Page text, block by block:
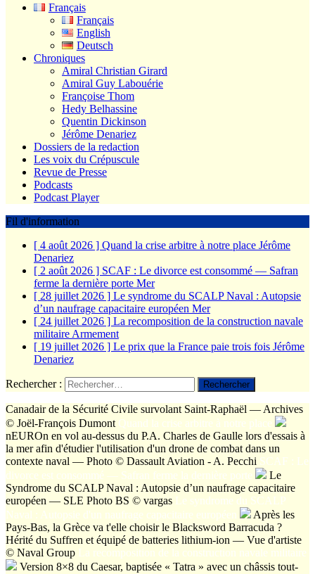
Français
Français
English
Deutsch
Chroniques
Amiral Christian Girard
Amiral Guy Labouérie
Françoise Thom
Hedy Belhassine
Quentin Dickinson
Jérôme Denariez
Dossiers de la redaction
Les voix du Crépuscule
Revue de Presse
Podcasts
Podcast Player
Fil d'information
[ 4 août 2026 ] Quand la crise arbitre à notre place Jérôme
Denariez
[ 2 août 2026 ] SCAF : Le divorce est consommé — Safran
ferme la dernière porte Mer
[ 28 juillet 2026 ] Le syndrome du SCALP Naval : Autopsie
d’un naufrage capacitaire européen Mer
[ 24 juillet 2026 ] La recomposition de la construction navale
militaire Armement
[ 19 juillet 2026 ] Le prix que la France paie trois fois Jérôme
Denariez
Rechercher :
Canadair de la Sécurité Civile survolant Saint-Raphaël — Archives
© Joël-François Dumont Quand la crise arbitre à notre place
nEUROn en vol au-dessus du P.A. Charles de Gaulle lors d'essais à
la mer afin d'étudier l'utilisation d'un drone de combat dans un
contexte naval — Photo © Dassault Aviation - A. Pecchi SCAF : Le
divorce est consommé — Safran ferme la dernière porte
Le
Syndrome du SCALP Naval : Autopsie d’un naufrage capacitaire
européen — SLE Photo BS © vargas Le syndrome du SCALP
Naval : Autopsie d'un naufrage capacitaire européen
Après les
Pays-Bas, la Grèce va t'elle choisir le Blacksword Barracuda ?
Hérité du Suffren et équipé de batteries lithium-ion — Vue d'artiste
© Naval Group La recomposition de la construction navale militaire
Version 8×8 du Caesar, baptisée « Tatra » avec un châssis tout-